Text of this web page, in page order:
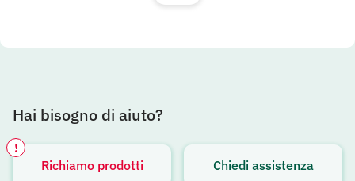
Hai bisogno di aiuto?
Richiamo prodotti
!
Chiedi assistenza